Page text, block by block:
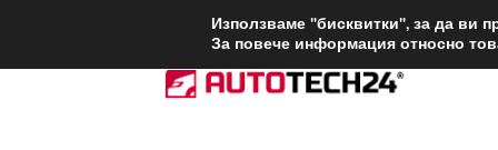
ДОСТАВКА от
Skip
to
Skip
to
Използваме "бисквитки", за да ви
За повече информация относно